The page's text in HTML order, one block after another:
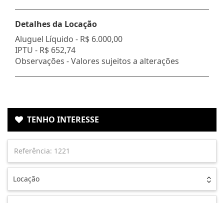
Detalhes da Locação
Aluguel Líquido - R$ 6.000,00
IPTU - R$ 652,74
Observações - Valores sujeitos a alterações
TENHO INTERESSE
Locação